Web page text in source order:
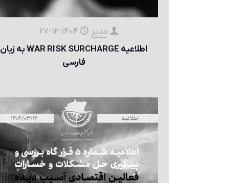
مدیر
1404-12-27
اطلاعیه WAR RISK SURCHARGE به زبان
فارسی